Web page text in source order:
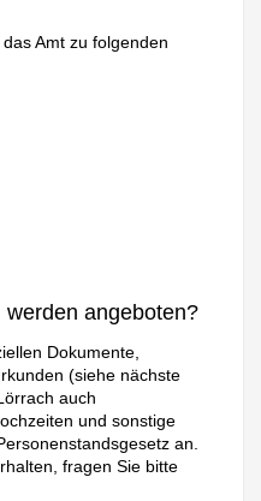
Amt zu folgenden
angeboten?
Dokumente,
(siehe nächste
auch
und sonstige
an.
fragen Sie bitte